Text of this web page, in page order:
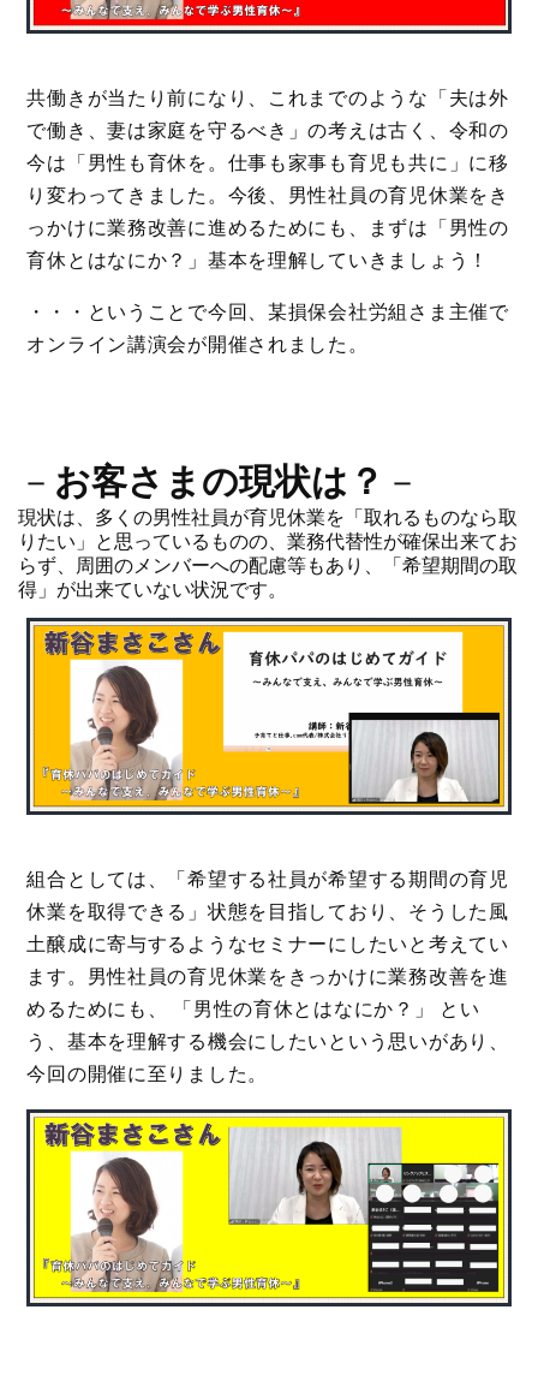
共働きが当たり前になり、これまでのような「夫は外
で働き、妻は家庭を守るべき」の考えは古く、令和の
今は「男性も育休を。仕事も家事も育児も共に」に移
り変わってきました。今後、男性社員の育児休業をき
っかけに業務改善に進めるためにも、まずは「男性の
育休とはなにか？」基本を理解していきましょう！
・・・ということで今回、某損保会社労組さま主催で
オンライン講演会が開催されました。
－ お客さまの現状は？ －
現状は、多くの男性社員が育児休業を「取れるものなら取
りたい」と思っているものの、業務代替性が確保出来てお
らず、周囲のメンバーへの配慮等もあり、「希望期間の取
得」が出来ていない状況です。
組合としては、「希望する社員が希望する期間の育児
休業を取得できる」状態を目指しており、そうした風
土醸成に寄与するようなセミナーにしたいと考えてい
ます。男性社員の育児休業をきっかけに業務改善を進
めるためにも、 「男性の育休とはなにか？」 とい
う、基本を理解する機会にしたいという思いがあり、
今回の開催に至りました。